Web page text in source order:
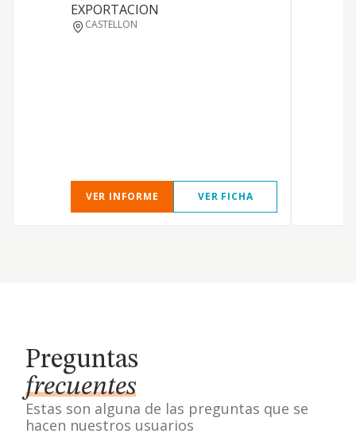
EXPORTACION
CASTELLON
VER INFORME VER FICHA
Preguntas
frecuentes
Estas son alguna de las preguntas que se
hacen nuestros usuarios